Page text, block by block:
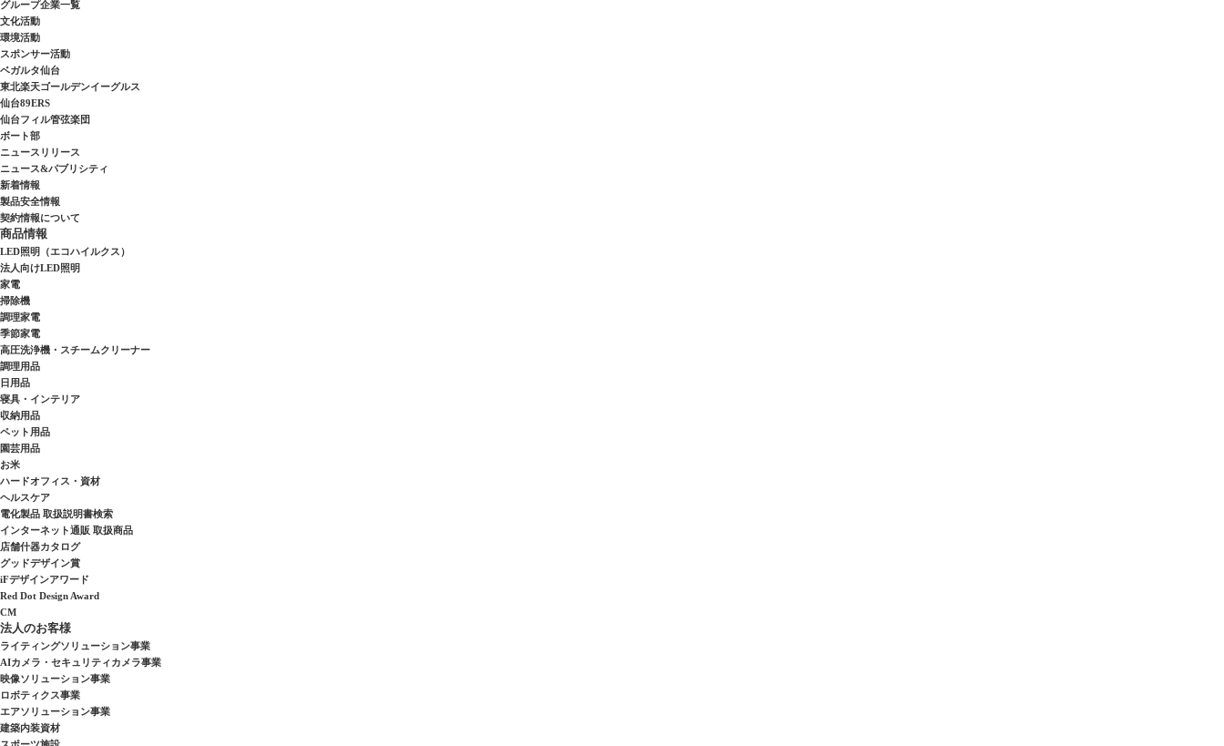
グループ企業一覧
文化活動
環境活動
スポンサー活動
ベガルタ仙台
東北楽天ゴールデンイーグルス
仙台89ERS
仙台フィル管弦楽団
ボート部
ニュースリリース
ニュース&パブリシティ
新着情報
製品安全情報
契約情報について
商品情報
LED照明（エコハイルクス）
法人向けLED照明
家電
掃除機
調理家電
季節家電
高圧洗浄機・スチームクリーナー
調理用品
日用品
寝具・インテリア
収納用品
ペット用品
園芸用品
お米
ハードオフィス・資材
ヘルスケア
電化製品 取扱説明書検索
インターネット通販 取扱商品
店舗什器カタログ
グッドデザイン賞
iFデザインアワード
Red Dot Design Award
CM
法人のお客様
ライティングソリューション事業
AIカメラ・セキュリティカメラ事業
映像ソリューション事業
ロボティクス事業
エアソリューション事業
建築内装資材